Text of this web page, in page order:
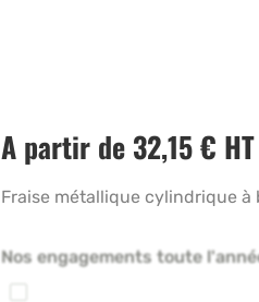
A partir de 32,15€ HT
Fraise métallique cylindrique
Nos engagements toute